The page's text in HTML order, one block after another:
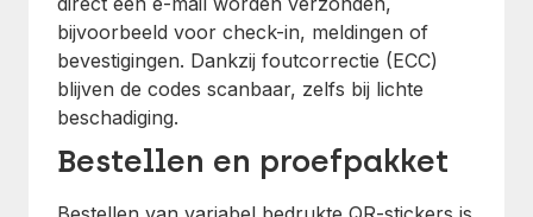
bijvoorbeeld voor check-in, meldingen of
bevestigingen. Dankzij foutcorrectie (ECC)
blijven de codes scanbaar, zelfs bij lichte
beschadiging.
Bestellen en proefpakket